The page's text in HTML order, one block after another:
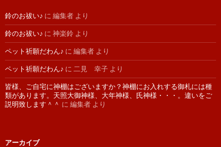
鈴のお祓い♪ に 編集者 より
鈴のお祓い♪ に 神楽鈴 より
ペット祈願だわん♪ に 編集者 より
ペット祈願だわん♪ に 二見 幸子 より
皆様、ご自宅に神棚はございますか？神棚にお入れする御札には種
類があります。天照大御神様、大年神様、氏神様・・・。違いをご
説明致します＾＾ に 編集者 より
アーカイブ